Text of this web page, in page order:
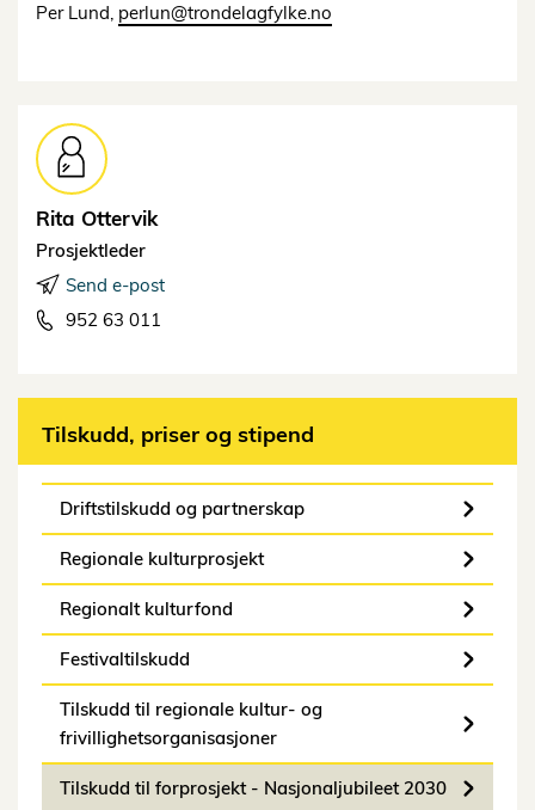
Per Lund, perlun@trondelagfylke.no
Rita Ottervik
Prosjektleder
Send e-post
952 63 011
Tilskudd, priser og stipend
Driftstilskudd og partnerskap
Regionale kulturprosjekt
Regionalt kulturfond
Festivaltilskudd
Tilskudd til regionale kultur- og
frivillighetsorganisasjoner
Tilskudd til forprosjekt - Nasjonaljubileet 2030